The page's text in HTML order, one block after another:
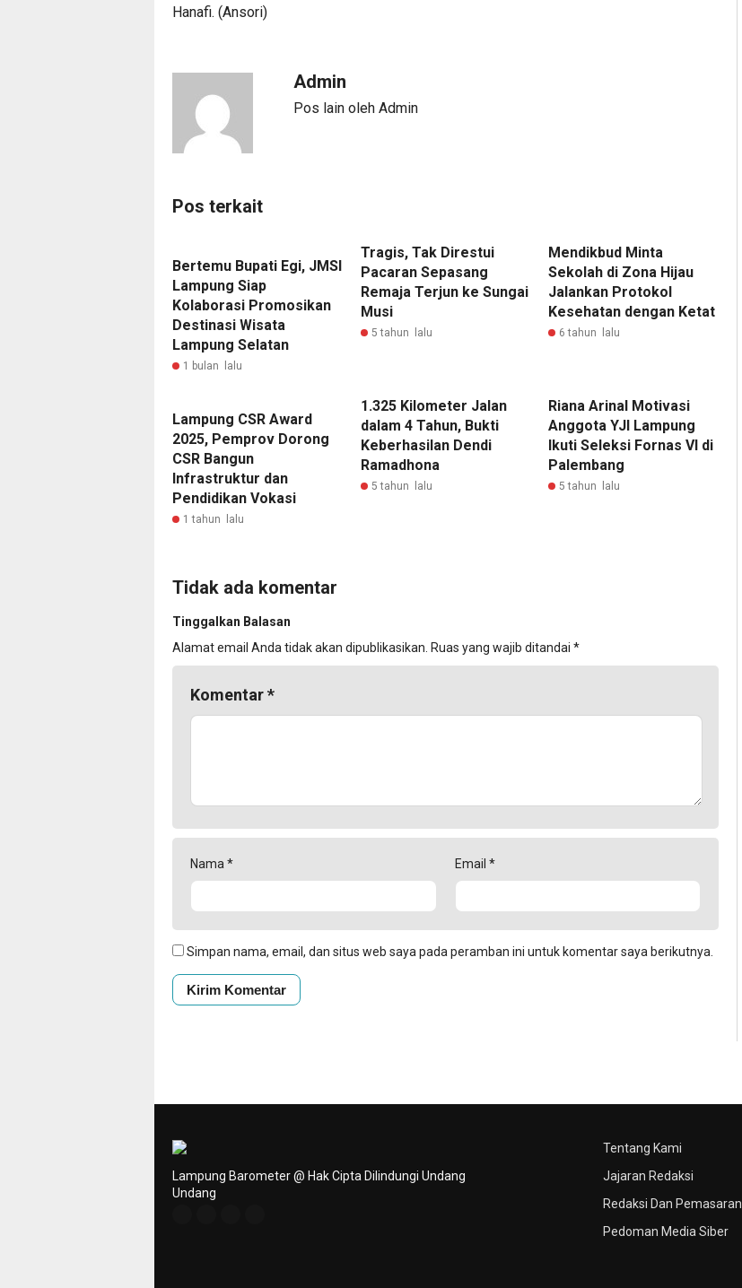
Hanafi. (Ansori)
Admin
Pos lain oleh Admin
Pos terkait
Bertemu Bupati Egi, JMSI
Lampung Siap
Kolaborasi Promosikan
Destinasi Wisata
Lampung Selatan
1 bulan lalu
Tragis, Tak Direstui
Pacaran Sepasang
Remaja Terjun ke Sungai
Musi
5 tahun lalu
Mendikbud Minta
Sekolah di Zona Hijau
Jalankan Protokol
Kesehatan dengan Ketat
6 tahun lalu
Lampung CSR Award
2025, Pemprov Dorong
CSR Bangun
Infrastruktur dan
Pendidikan Vokasi
1 tahun lalu
1.325 Kilometer Jalan
dalam 4 Tahun, Bukti
Keberhasilan Dendi
Ramadhona
5 tahun lalu
Riana Arinal Motivasi
Anggota YJI Lampung
Ikuti Seleksi Fornas VI di
Palembang
5 tahun lalu
Tidak ada komentar
Tinggalkan Balasan
Alamat email Anda tidak akan dipublikasikan. Ruas yang wajib ditandai *
Komentar*
Nama * Email *
Simpan nama, email, dan situs web saya pada peramban ini untuk komentar saya berikutnya.
Tentang Kami
Jajaran Redaksi
Redaksi Dan Pemasaran
Pedoman Media Siber
Lampung Barometer @ Hak Cipta Dilindungi Undang
Undang